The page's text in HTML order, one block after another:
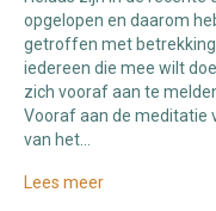
opgelopen en daarom
getroffen met
iedereen die mee wilt
zich vooraf aan te
Vooraf aan de meditatie
van het…
Lees meer